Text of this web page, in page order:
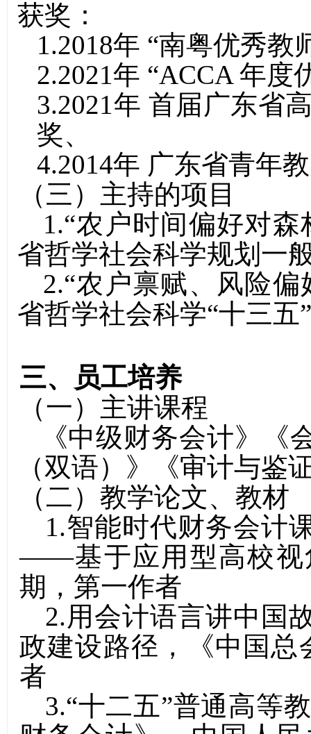
获奖：
1.2018年 “南粤优秀教
2.2021年 “ACCA 年度
3.2021年 首届广东省
奖、
4.2014年 广东省青年
（三）主持的项目
1.“农户时间偏好对
省哲学社会科学规划一
2.“农户禀赋、风险
省哲学社会科学“十三五
三、员工培养
（一）主讲课程
《中级财务会计》《
（双语） 》 《审计与鉴
（二）教学论文、教材
1.智能时代财务会计
——基于应用型高校视
期，第一作者
2.用会计语言讲中
政建设路径，《中国总
者
3.“十二五”普通高等